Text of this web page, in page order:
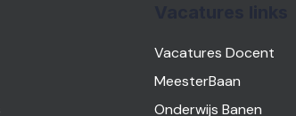
Vacatures Docent
MeesterBaan
Onderwijs Banen